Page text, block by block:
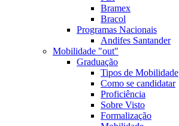
Bramex
Bracol
Programas Nacionais
Andifes Santander
Mobilidade "out"
Graduação
Tipos de Mobilidade
Como se candidatar
Proficiência
Sobre Visto
Formalização